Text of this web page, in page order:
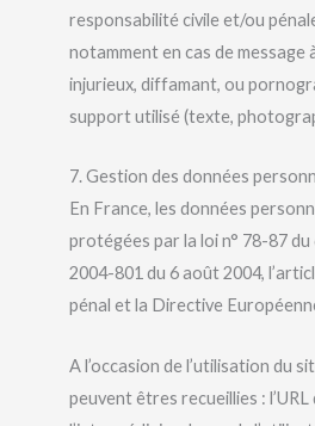
responsabilité civile et/ou
notamment en cas de message
injurieux, diffamant, ou
support utilisé (texte,
7. Gestion des données
En France, les données
protégées par la loi n° 78-87 du
2004-801 du 6 août 2004,
pénal et la Directive
A l’occasion de l’utilisation du
peuvent êtres recueillies : l’URL